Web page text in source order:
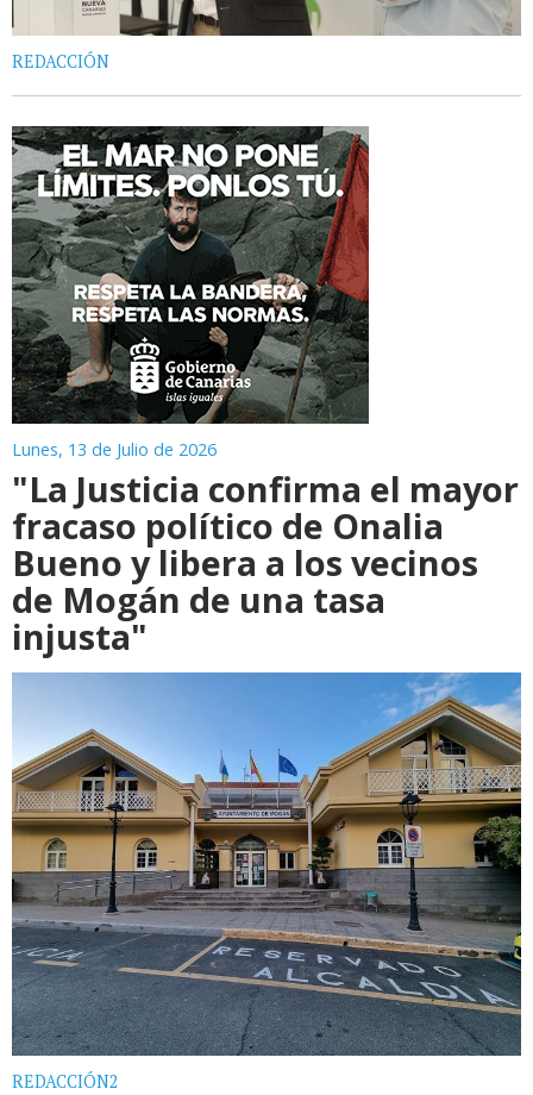
REDACCIÓN
Lunes, 13 de Julio de 2026
"La Justicia confirma el mayor
fracaso político de Onalia
Bueno y libera a los vecinos
de Mogán de una tasa
injusta"
REDACCIÓN2